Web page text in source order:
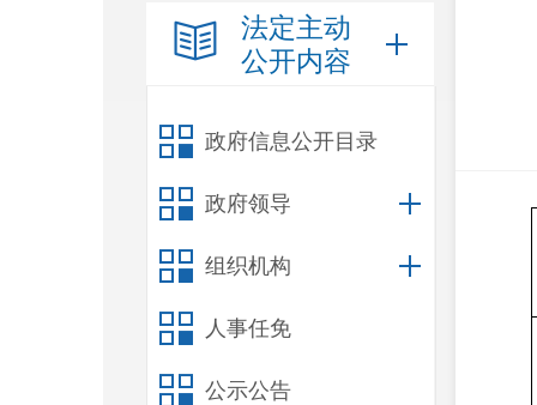
法定主动
公开内容
政府信息公开目录
政府领导
组织机构
人事任免
公示公告